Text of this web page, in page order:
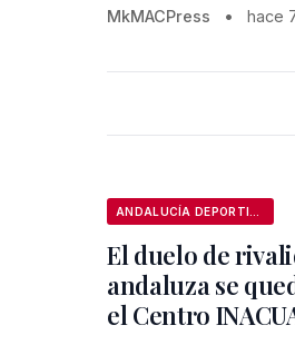
MkMACPress • hace
El duelo de
andaluza se
el Centro